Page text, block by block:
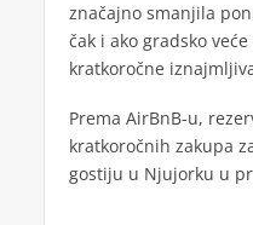
značajno smanjila
čak i ako gradsko
kratkoročne
Prema AirBnB-u,
kratkoročnih zakupa
gostiju u Njujorku u